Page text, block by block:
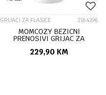
GRIJAČI ZA FLAŠICE 2164396
MOMCOZY BEZICNI
PRENOSIVI GRIJAC ZA
MW003-WH12BA-A MW03
229,90 KM